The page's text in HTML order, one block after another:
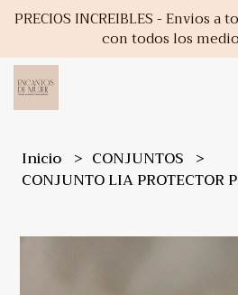
PRECIOS INCREIBLES - Envios a
con todos los
Inicio
CONJUNTOS
CONJUNTO LIA PROTECTOR